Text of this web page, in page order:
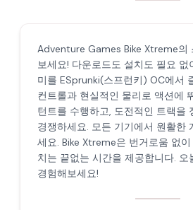
Adventure Games Bike Xtreme의
보세요! 다운로드도 설치도 필요 없
미를 ESprunki(스프런키) OC에서
컨트롤과 현실적인 물리로 액션에
턴트를 수행하고, 도전적인 트랙을
경쟁하세요. 모든 기기에서 원활한
세요. Bike Xtreme은 번거로움 없
치는 끝없는 시간을 제공합니다. 오
경험해보세요!